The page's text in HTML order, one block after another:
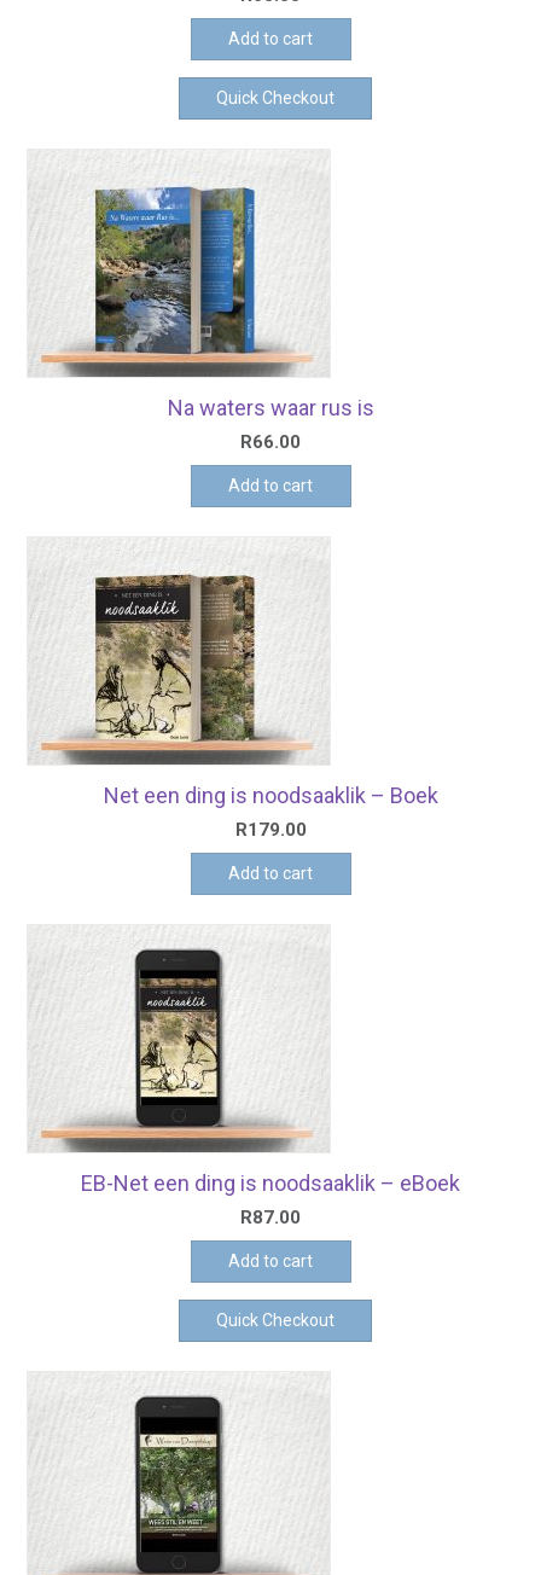
Add to cart
Quick Checkout
Na waters waar rus is
R66.00
Add to cart
Net een ding is noodsaaklik – Boek
R179.00
Add to cart
EB-Net een ding is noodsaaklik – eBoek
R87.00
Add to cart
Quick Checkout